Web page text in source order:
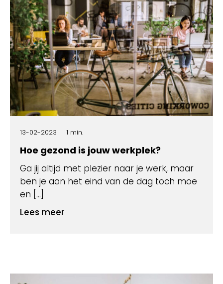
13-02-2023 1 min.
Hoe gezond is jouw werkplek?
Ga jij altijd met plezier naar je werk, maar
ben je aan het eind van de dag toch moe
en […]
Lees meer